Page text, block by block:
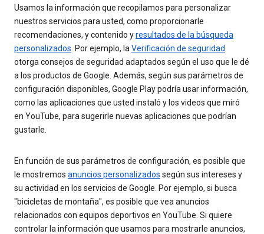
Usamos la información que recopilamos para personalizar
nuestros servicios para usted, como proporcionarle
recomendaciones, y contenido yresultados de la búsqueda
personalizados . Por ejemplo, la Verificación de seguridad
otorga consejos de seguridad adaptados según el uso que le dé
a los productos de Google. Además, según sus parámetros de
configuración disponibles, Google Play podría usar información,
como las aplicaciones que usted instaló y los videos que miró
en YouTube, para sugerirle nuevas aplicaciones que podrían
gustarle.
En función de sus parámetros de configuración, es posible que
le mostremos anuncios personalizados según sus intereses y
su actividad en los servicios de Google. Por ejemplo, si busca
"bicicletas de montaña", es posible que vea anuncios
relacionados con equipos deportivos en YouTube. Si quiere
controlar la información que usamos para mostrarle anuncios,